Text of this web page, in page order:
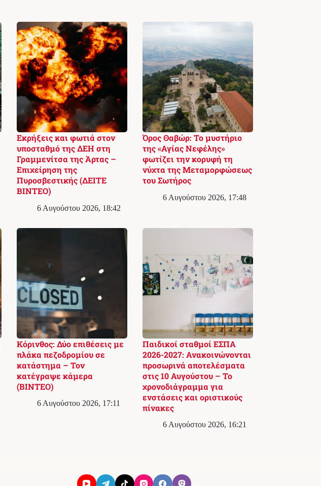
Εκρήξεις και φωτιά στον
υποσταθμό της ΔΕΗ στη
Γραμμενίτσα της Άρτας –
Επιχείρηση της
Πυροσβεστικής (ΔΕΙΤΕ
ΒΙΝΤΕΟ)
6 Αυγούστου 2026, 18:42
Όρος Θαβώρ: Το μυστήριο
της «Αγίας Νεφέλης»
φωτίζει την κορυφή τη
νύχτα της Μεταμορφώσεως
του Σωτήρος
6 Αυγούστου 2026, 17:48
Κόρινθος: Δύο επιθέσεις με
πλάκα πεζοδρομίου σε
κατάστημα – Τον
κατέγραψε κάμερα
(ΒΙΝΤΕΟ)
6 Αυγούστου 2026, 17:11
Παιδικοί σταθμοί ΕΣΠΑ
2026-2027: Ανακοινώνονται
προσωρινά αποτελέσματα
στις 10 Αυγούστου – Το
χρονοδιάγραμμα για
ενστάσεις και οριστικούς
πίνακες
6 Αυγούστου 2026, 16:21